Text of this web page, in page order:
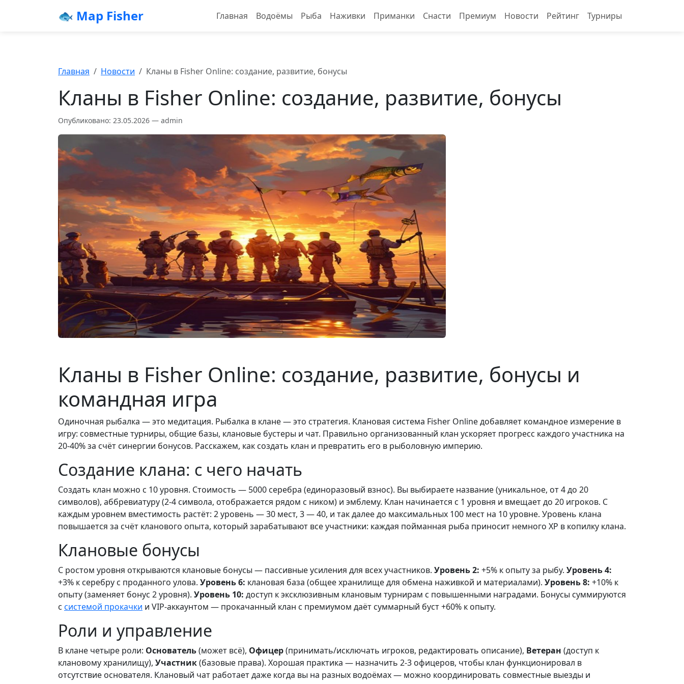
🐟 Map Fisher Главная Водоёмы Рыба Наживки Приманки Снасти Премиум Новости Рейтинг Турниры
Главная Новости Кланы в Fisher Online: создание, развитие, бонусы
Кланы в Fisher Online: создание, развитие, бонусы
Опубликовано: 23.05.2026 — admin
Кланы в Fisher Online: создание, развитие, бонусы и
командная игра
Одиночная рыбалка — это медитация. Рыбалка в клане — это стратегия. Клановая система Fisher Online добавляет командное измерение в
игру: совместные турниры, общие базы, клановые бустеры и чат. Правильно организованный клан ускоряет прогресс каждого участника на
20-40% за счёт синергии бонусов. Расскажем, как создать клан и превратить его в рыболовную империю.
Создание клана: с чего начать
Создать клан можно с 10 уровня. Стоимость — 5000 серебра (единоразовый взнос). Вы выбираете название (уникальное, от 4 до 20
символов), аббревиатуру (2-4 символа, отображается рядом с ником) и эмблему. Клан начинается с 1 уровня и вмещает до 20 игроков. С
каждым уровнем вместимость растёт: 2 уровень — 30 мест, 3 — 40, и так далее до максимальных 100 мест на 10 уровне. Уровень клана
повышается за счёт кланового опыта, который зарабатывают все участники: каждая пойманная рыба приносит немного XP в копилку клана.
Клановые бонусы
С ростом уровня открываются клановые бонусы — пассивные усиления для всех участников. Уровень 2: +5% к опыту за рыбу. Уровень 4:
+3% к серебру с проданного улова. Уровень 6: клановая база (общее хранилище для обмена наживкой и материалами). Уровень 8: +10% к
опыту (заменяет бонус 2 уровня). Уровень 10: доступ к эксклюзивным клановым турнирам с повышенными наградами. Бонусы суммируются
с системой прокачки и VIP-аккаунтом — прокачанный клан с премиумом даёт суммарный буст +60% к опыту.
Роли и управление
В клане четыре роли: Основатель(может всё), Офицер(принимать/исключать игроков, редактировать описание), Ветеран (доступ к
клановому хранилищу), Участник(базовые права). Хорошая практика — назначить 2-3 офицеров, чтобы клан функционировал в
отсутствие основателя. Клановый чат работает даже когда вы на разных водоёмах — можно координировать совместные выезды и